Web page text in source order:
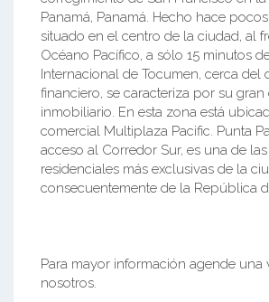
Panamá, Panamá. Hecho hace
situado en el centro de la ciudad, al
Océano Pacífico, a sólo 15 minutos
Internacional de Tocumen, cerca del
financiero, se caracteriza por su gran
inmobiliario. En esta zona está
comercial Multiplaza Pacific. Punta
acceso al Corredor Sur, es una de
residenciales más exclusivas de la
consecuentemente de la República
Para mayor información agende una
nosotros.